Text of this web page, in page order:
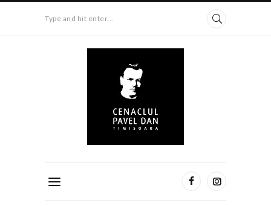
Type and hit enter...